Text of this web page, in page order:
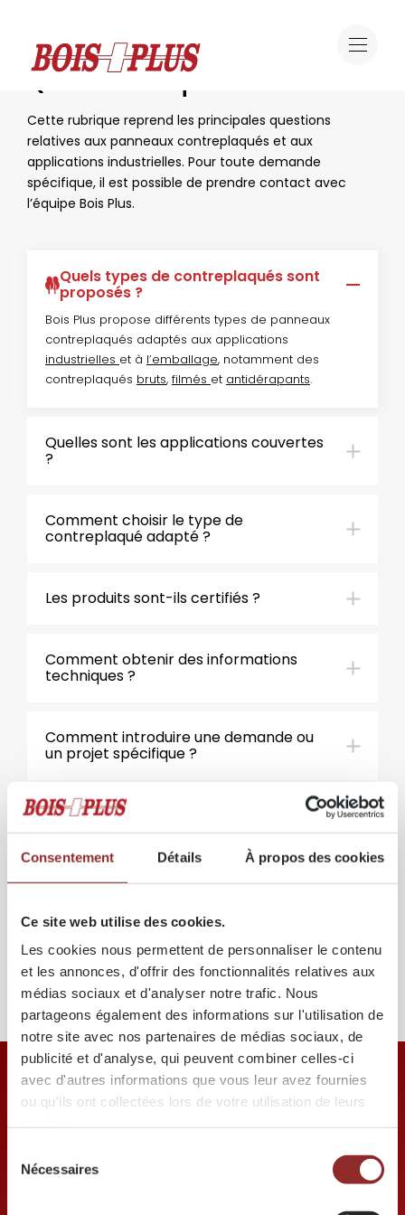
Consentement Détails À propos des cookies
Ce site web utilise des cookies.
Les cookies nous permettent de personnaliser le contenu
et les annonces, d'offrir des fonctionnalités relatives aux
médias sociaux et d'analyser notre trafic. Nous
partageons également des informations sur l'utilisation de
notre site avec nos partenaires de médias sociaux, de
publicité et d'analyse, qui peuvent combiner celles-ci
avec d'autres informations que vous leur avez fournies
ou qu'ils ont collectées lors de votre utilisation de leurs
Nécessaires
Questions fréquentes
Cette rubrique reprend les principales questions
relatives aux panneaux contreplaqués et aux
applications industrielles. Pour toute demande
spécifique, il est possible de prendre contact avec
l’équipe Bois Plus.
Quels types de contreplaqués sont
proposés ?
Bois Plus propose différents types de panneaux
contreplaqués adaptés aux applications
industrielles et à l’emballage, notamment des
contreplaqués bruts, filmés et antidérapants.
Quelles sont les applications couvertes
?
Comment choisir le type de
contreplaqué adapté ?
Les produits sont-ils certifiés ?
Comment obtenir des informations
techniques ?
Comment introduire une demande ou
un projet spécifique ?
Contact
Pour toute question complémentaire, l’équipe Bois Plus
reste à disposition pour apporter les informations
spécifiques.
ACCÉDER À LA PAGE DE CONTACT
Les jours de semaine, vous pouvez nous